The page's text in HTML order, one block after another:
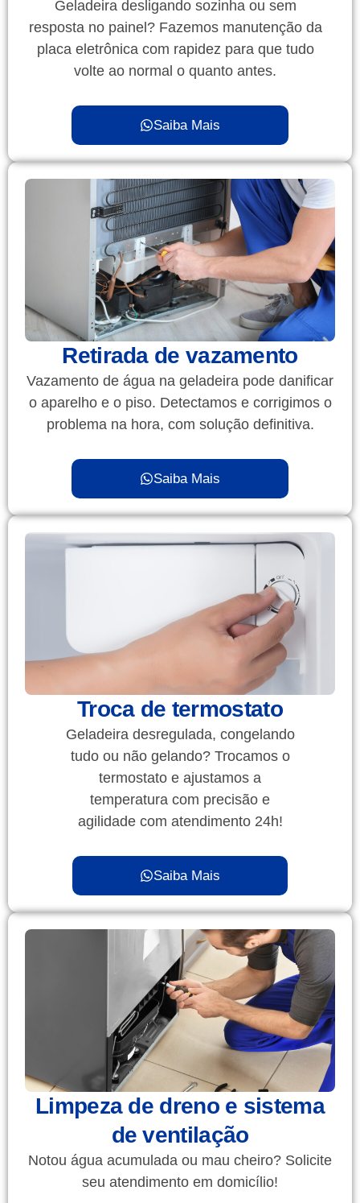
Geladeira desligando sozinha ou sem
resposta no painel? Fazemos manutenção da
placa eletrônica com rapidez para que tudo
volte ao normal o quanto antes.
Saiba Mais
Retirada de vazamento
Vazamento de água na geladeira pode danificar
o aparelho e o piso. Detectamos e corrigimos o
problema na hora, com solução definitiva.
Saiba Mais
Troca de termostato
Geladeira desregulada, congelando
tudo ou não gelando? Trocamos o
termostato e ajustamos a
temperatura com precisão e
agilidade com atendimento 24h!
Saiba Mais
Limpeza de dreno e sistema
de ventilação
Notou água acumulada ou mau cheiro? Solicite
seu atendimento em domicílio!